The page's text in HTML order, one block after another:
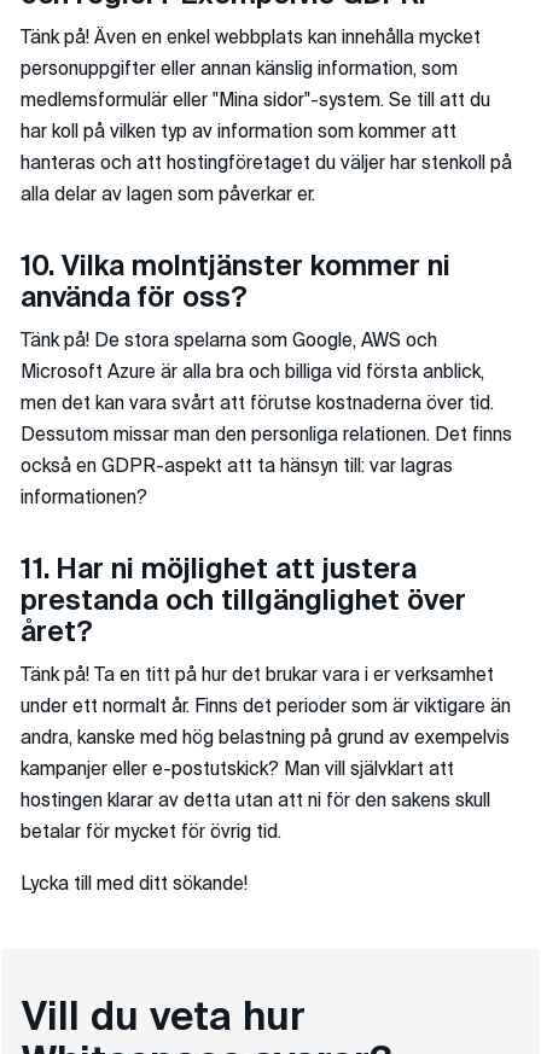
Tänk på! Även en enkel webbplats kan innehålla mycket
personuppgifter eller annan känslig information, som
medlemsformulär eller "Mina sidor"-system. Se till att du
har koll på vilken typ av information som kommer att
hanteras och att hostingföretaget du väljer har stenkoll på
alla delar av lagen som påverkar er.
10. Vilka molntjänster kommer ni
använda för oss?
Tänk på! De stora spelarna som Google, AWS och
Microsoft Azure är alla bra och billiga vid första anblick,
men det kan vara svårt att förutse kostnaderna över tid.
Dessutom missar man den personliga relationen. Det finns
också en GDPR-aspekt att ta hänsyn till: var lagras
informationen?
11. Har ni möjlighet att justera
prestanda och tillgänglighet över
året?
Tänk på! Ta en titt på hur det brukar vara i er verksamhet
under ett normalt år. Finns det perioder som är viktigare än
andra, kanske med hög belastning på grund av exempelvis
kampanjer eller e-postutskick? Man vill självklart att
hostingen klarar av detta utan att ni för den sakens skull
betalar för mycket för övrig tid.
Lycka till med ditt sökande!
Vill du veta hur